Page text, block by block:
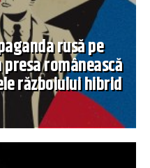
rusă pe
românească
războiului hibrid